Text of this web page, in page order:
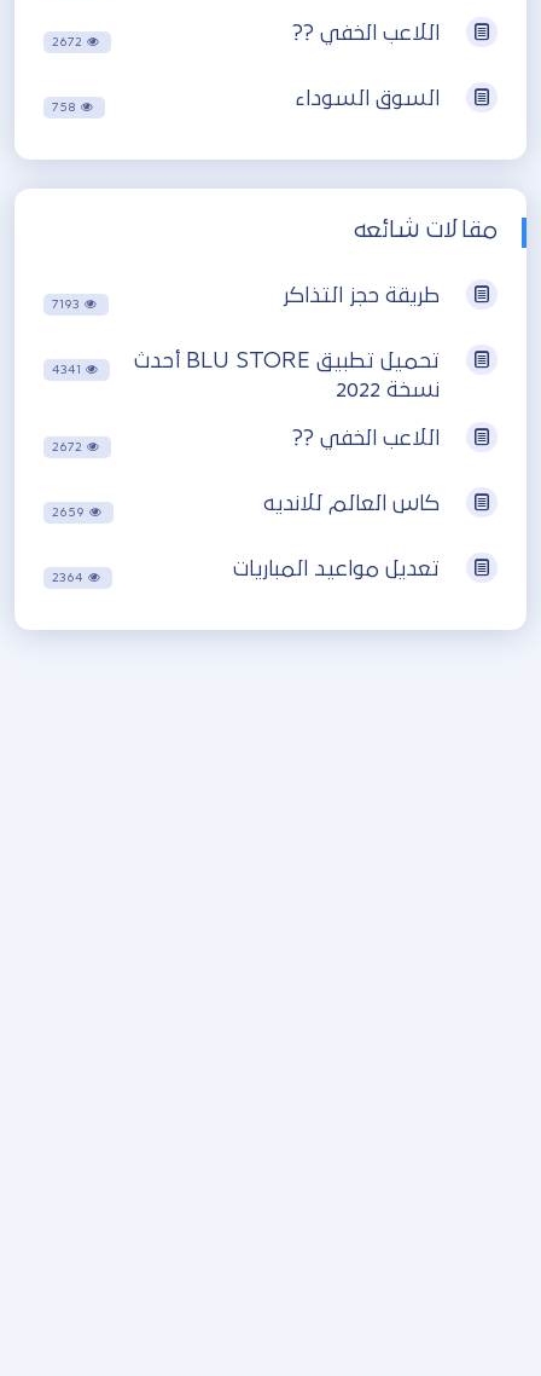
اللاعب الخفي ?? 2672
السوق السوداء 758
مقالات شائعه
طريقة حجز التذاكر 7193
تحميل تطبيق BLU STORE أحدث
نسخة 2022
4341
اللاعب الخفي ?? 2672
كاس العالم للانديه 2659
تعديل مواعيد المباريات 2364